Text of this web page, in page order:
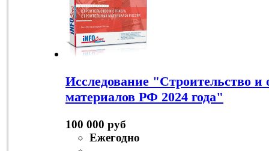
Исследование "Строительство и
материалов РФ 2024 года"
100 000 руб
Ежегодно